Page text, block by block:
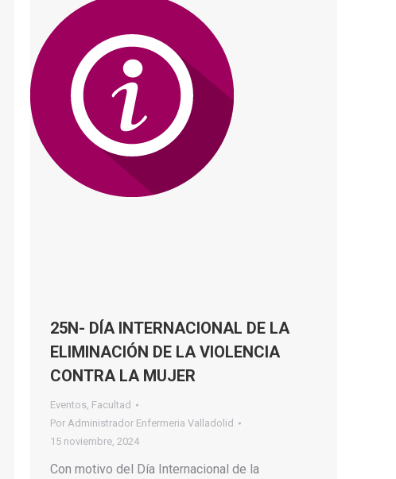
25N- DÍA INTERNACIONAL DE LA
ELIMINACIÓN DE LA VIOLENCIA
CONTRA LA MUJER
Eventos, Facultad
Por Administrador Enfermeria Valladolid
15 noviembre, 2024
Con motivo del Día Internacional de la